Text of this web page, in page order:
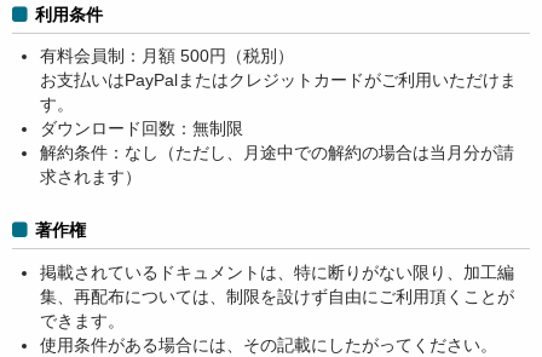
利用条件
有料会員制：月額 500円（税別）
お支払いはPayPalまたはクレジットカードがご利用いただけま
す。
ダウンロード回数：無制限
解約条件：なし（ただし、月途中での解約の場合は当月分が請
求されます）
著作権
掲載されているドキュメントは、特に断りがない限り、加工編
集、再配布については、制限を設けず自由にご利用頂くことが
できます。
使用条件がある場合には、その記載にしたがってください。